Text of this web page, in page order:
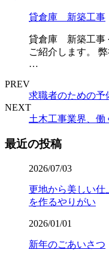
貸倉庫 新築工事
貸倉庫 新築工事
ご紹介します。
…
PREV
求職者のための予
NEXT
土木工事業界、働
最近の投稿
2026/07/03
更地から美しい仕
を作るやりがい
2026/01/01
新年のごあいさつ